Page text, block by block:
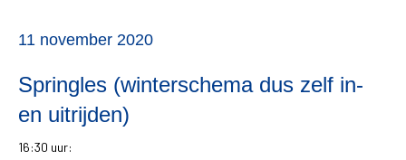
11 november 2020
Springles (winterschema dus zelf in-
en uitrijden)
16:30 uur: